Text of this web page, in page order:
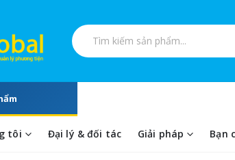
Tìm kiếm sản phẩm
tôi Đại lý & đối tác Giải pháp Bạn